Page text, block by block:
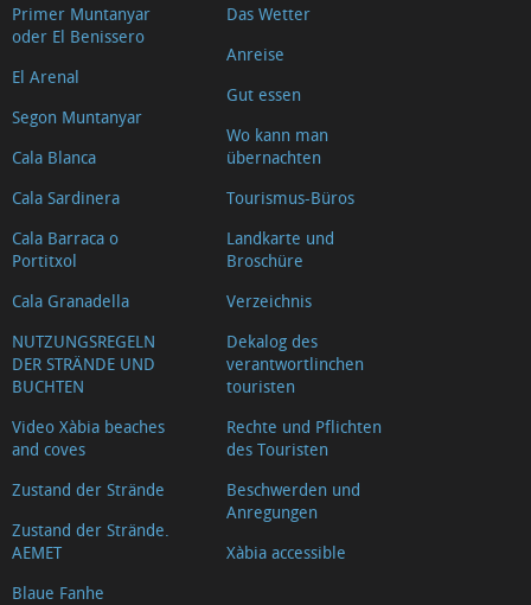
(Tour
d'Arnauda
(Tour
2018)
Casa
tradicional
L'escaldà
tradicional
Carrer
Nou
Capilla
del
Convento
Ermita
del
Primer Muntanyar
oder El Benissero
El Arenal
Segon Muntanyar
Cala Blanca
Cala Sardinera
Cala Barraca o
Portitxol
Cala Granadella
NUTZUNGSREGELN
DER STRÄNDE UND
BUCHTEN
Video Xàbia beaches
and coves
Zustand der Strände
Zustand der Strände.
AEMET
Blaue Fanhe
Das Wetter
Anreise
Gut essen
Wo kann man
übernachten
Tourismus-Büros
Landkarte und
Broschüre
Verzeichnis
Dekalog des
verantwortlinchen
touristen
Rechte und Pflichten
des Touristen
Beschwerden und
Anregungen
Xàbia accessible